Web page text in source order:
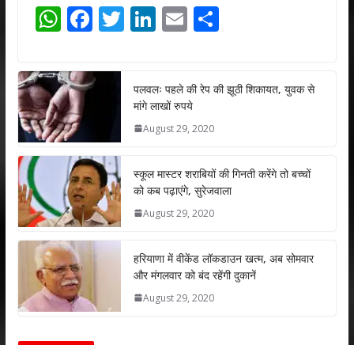
W
at
s
A
p
p
F
e
b
o
k
T
er
Li
e
dI
n
E
l
S
e
पलवलः पहले की रेप की झूठी शिकायत, युवक से
मांगे लाखों रुपये
August 29, 2020
स्कूल मास्टर शराबियों की गिनती करेंगे तो बच्चों
को कब पढ़ाएंगे, सुरेजवाला
August 29, 2020
हरियाणा में वीकेंड लॉकडाउन खत्म, अब सोमवार
और मंगलवार को बंद रहेंगी दुकानें
August 29, 2020